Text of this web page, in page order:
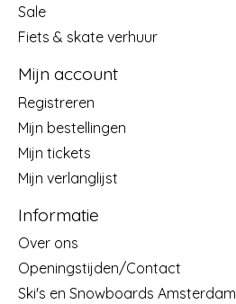
Sale
Fiets & skate verhuur
Mijn account
Registreren
Mijn bestellingen
Mijn tickets
Mijn verlanglijst
Informatie
Over ons
Openingstijden/Contact
Ski's en Snowboards Amsterdam